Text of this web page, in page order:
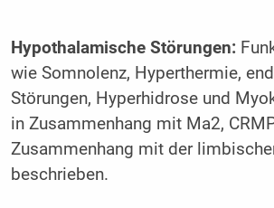
Hypothalamische Störungen:
wie Somnolenz, Hyperthermie,
Störungen, Hyperhidrose und
in Zusammenhang mit Ma2,
Zusammenhang mit der
beschrieben.